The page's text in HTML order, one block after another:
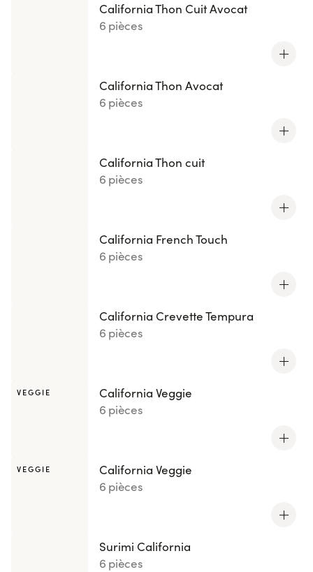
California Thon Cuit Avocat
6 pièces
California Thon Avocat
6 pièces
California Thon cuit
6 pièces
California French Touch
6 pièces
California Crevette Tempura
6 pièces
VEGGIE
California Veggie
6 pièces
VEGGIE
California Veggie
6 pièces
Surimi California
6 pièces